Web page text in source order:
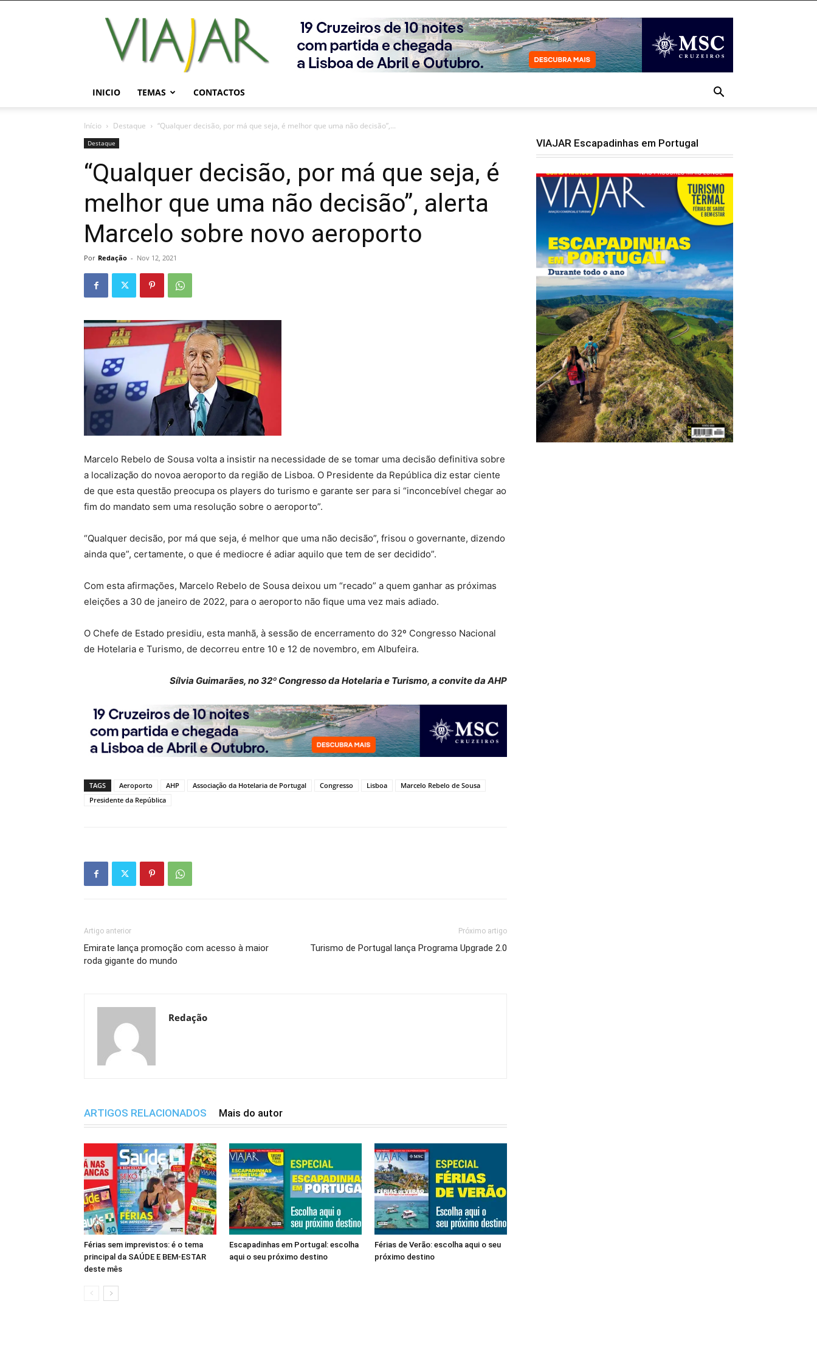
Viajar
Magazine
Online
INICIO TEMAS CONTACTOS
Início Destaque “Qualquer decisão, por má que seja, é melhor que uma não decisão”,...
Destaque
“Qualquer decisão, por má que seja, é
melhor que uma não decisão”, alerta
Marcelo sobre novo aeroporto
Por Redação - Nov 12, 2021
Marcelo Rebelo de Sousa volta a insistir na necessidade de se tomar uma decisão definitiva sobre
a localização do novoa aeroporto da região de Lisboa. O Presidente da República diz estar ciente
de que esta questão preocupa os players do turismo e garante ser para si “inconcebível chegar ao
fim do mandato sem uma resolução sobre o aeroporto”.
“Qualquer decisão, por má que seja, é melhor que uma não decisão”, frisou o governante, dizendo
ainda que”, certamente, o que é mediocre é adiar aquilo que tem de ser decidido”.
Com esta afirmações, Marcelo Rebelo de Sousa deixou um “recado” a quem ganhar as próximas
eleições a 30 de janeiro de 2022, para o aeroporto não fique uma vez mais adiado.
O Chefe de Estado presidiu, esta manhã, à sessão de encerramento do 32º Congresso Nacional
de Hotelaria e Turismo, de decorreu entre 10 e 12 de novembro, em Albufeira.
Sílvia Guimarães, no 32º Congresso da Hotelaria e Turismo, a convite da AHP
TAGS Aeroporto AHP Associação da Hotelaria de Portugal Congresso Lisboa
Marcelo Rebelo de Sousa
Presidente da República
Artigo anterior
Emirate lança promoção com acesso à maior
roda gigante do mundo
Próximo artigo
Turismo de Portugal lança Programa Upgrade 2.0
Redação
ARTIGOS RELACIONADOS Mais do autor
Férias sem imprevistos: é o tema
principal da SAÚDE E BEM-ESTAR
deste mês
Escapadinhas em Portugal: escolha
aqui o seu próximo destino
Férias de Verão: escolha aqui o seu
próximo destino
VIAJAR Escapadinhas em Portugal